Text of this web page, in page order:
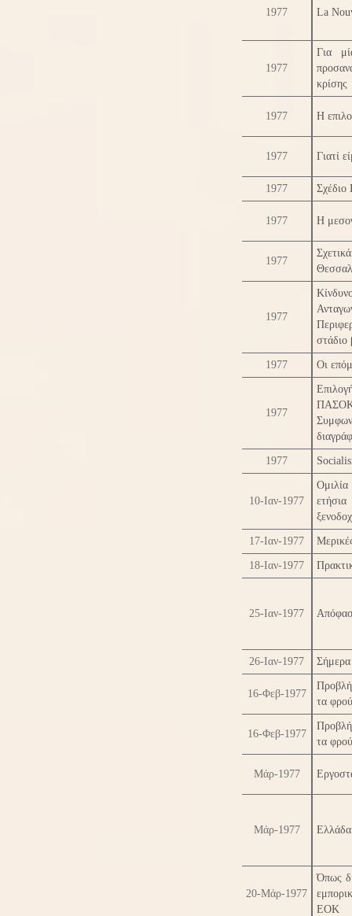
1977 La
1977
Για
κρίσης
1977 Η
1977 Γιατί
1977
1977 Η
1977
1977
στάδιο
1977 Οι
1977
1977
10-Ιαν-1977
17-Ιαν-1977
18-Ιαν-1977
25-Ιαν-1977
26-Ιαν-1977
16-Φεβ-1977
τα
16-Φεβ-1977
τα
Μάρ-1977
Μάρ-1977
20-Μάρ-1977
Όπως
ΕΟΚ